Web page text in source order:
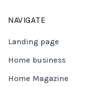
NAVIGATE
Landing page
Home business
Home Magazine